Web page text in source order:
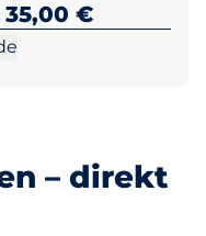
35,00 €
– direkt